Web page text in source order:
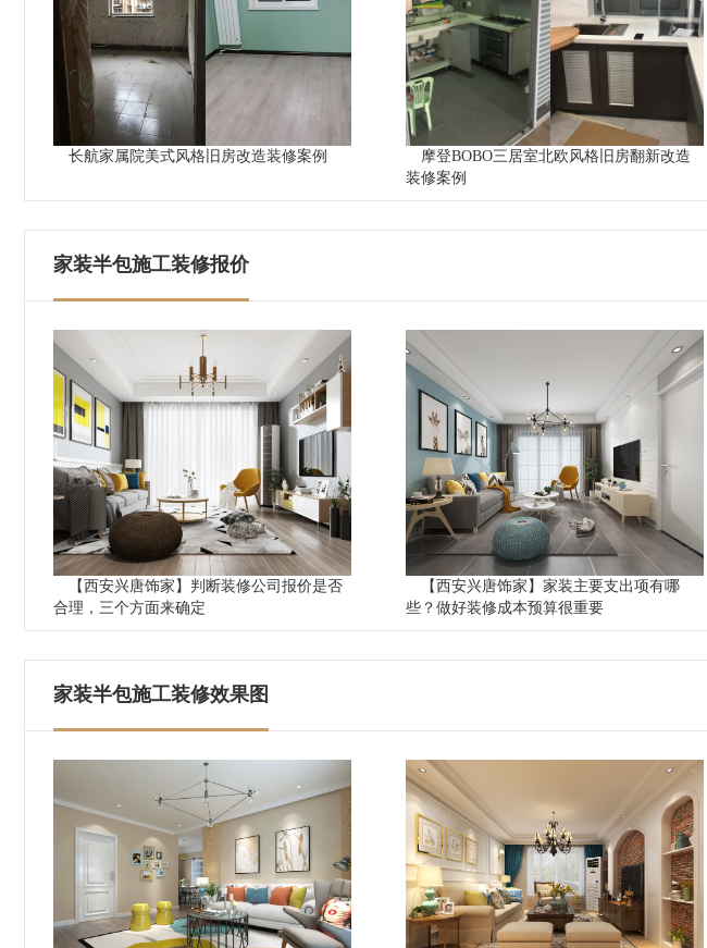
长航家属院美式风格旧房改造装修案例
摩登BOBO三居室北欧风格旧房翻新改造
装修案例
家装半包施工装修报价
【西安兴唐饰家】判断装修公司报价是否
合理，三个方面来确定
【西安兴唐饰家】家装主要支出项有哪
些？做好装修成本预算很重要
家装半包施工装修效果图